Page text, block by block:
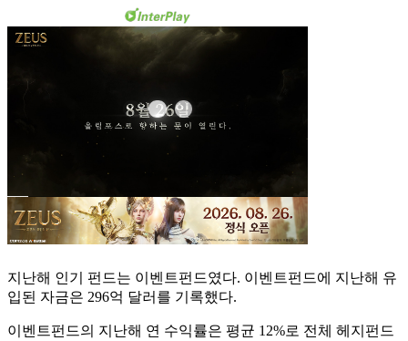
지난해 인기 펀드는 이벤트펀드였다. 이벤트펀드에 지난해 유
입된 자금은 296억 달러를 기록했다.
이벤트펀드의 지난해 연 수익률은 평균 12%로 전체 헤지펀드